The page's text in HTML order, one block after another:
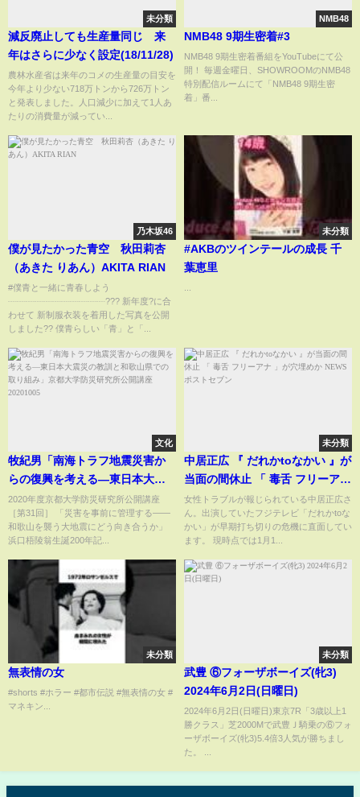
未分類
減反廃止しても生産量同じ 来
年はさらに少なく設定(18/11/28)
農林水産省は来年のコメの生産量の目安を
今年より少ない718万トンから726万トン
と発表しました。人口減少に加えて1人あ
たりの消費量が減ってい...
NMB48
NMB48 9期生密着#3
NMB48 9期生密着番組をYouTubeにて公
開！ 毎週金曜日、SHOWROOMのNMB48
特別配信ルームにて「NMB48 9期生密
着」番...
乃木坂46
僕が見たかった青空 秋田莉杏
（あきた りあん）AKITA RIAN
#僕青と一緒に青春しよう
┈┈┈┈┈┈┈┈┈┈┈??? 新年度?に合
わせて 新制服衣装を着用した写真を公開
しました?? 僕青らしい「青」と「...
未分類
#AKBのツインテールの成長 千
葉恵里
文化
牧紀男「南海トラフ地震災害か
らの復興を考える―東日本大震
災の教訓と和歌山県での取り組
み」京都大学防災研究所公開講
座20201005
2020年度京都大学防災研究所公開講座
［第31回］ 「災害を事前に管理する――
和歌山を襲う大地震にどう向き合うか」
浜口梧陵翁生誕200年記...
未分類
中居正広 『 だれかtoなかい 』が
当面の間休止 「 毒舌 フリーアナ
」が穴埋めか NEWSポストセブ
ン
女性トラブルが報じられている中居正広さ
ん。出演していたフジテレビ「だれかtoな
かい」が早期打ち切りの危機に直面してい
ます。 現時点では1月1...
未分類
無表情の女
#shorts #ホラー #都市伝説 #無表情の女 #
マネキン...
未分類
武豊 ⑥フォーザボーイズ(牝3)
2024年6月2日(日曜日)
2024年6月2日(日曜日)東京7R「3歳以上1
勝クラス」芝2000Mで武豊Ｊ騎乗の⑥フォ
ーザボーイズ(牝3)5.4倍3人気が勝ちまし
た。 ...